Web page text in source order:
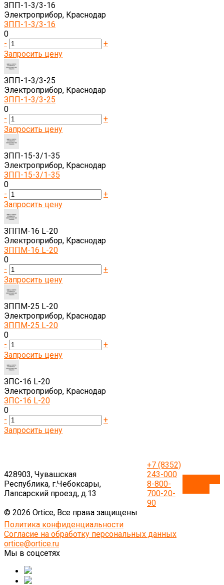
ЗПП-1-3/3-16
Электроприбор, Краснодар
ЗПП-1-3/3-16
0
-
+
Запросить цену
ЗПП-1-3/3-25
Электроприбор, Краснодар
ЗПП-1-3/3-25
0
-
+
Запросить цену
ЗПП-15-3/1-35
Электроприбор, Краснодар
ЗПП-15-3/1-35
0
-
+
Запросить цену
ЗППМ-16 L-20
Электроприбор, Краснодар
ЗППМ-16 L-20
0
-
+
Запросить цену
ЗППМ-25 L-20
Электроприбор, Краснодар
ЗППМ-25 L-20
0
-
+
Запросить цену
ЗПС-16 L-20
Электроприбор, Краснодар
ЗПС-16 L-20
0
-
+
Запросить цену
428903, Чувашская
Республика, г.Чебоксары,
Лапсарский проезд, д.13
+7 (8352)
243-000
8-800-
700-20-
90
© 2026 Ortice, Все права защищены
Политика конфиденциальности
Согласие на обработку персональных данных
ortice@ortice.ru
Мы в соцсетях